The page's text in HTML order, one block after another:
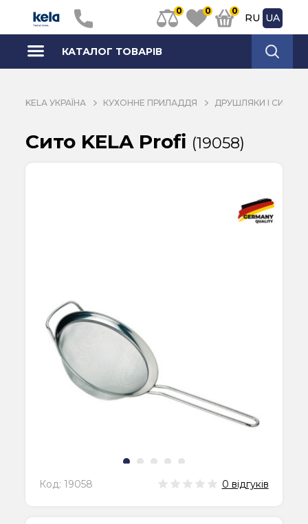
0 0 0
RU UA
КАТАЛОГ ТОВАРІВ
KELA УКРАЇНА КУХОННЕ ПРИЛАДДЯ ДРУШЛЯКИ І СИТА
Сито KELA Profi (19058)
Код:19058 0 відгуків